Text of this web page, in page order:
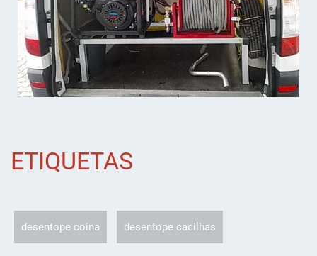
ETIQUETAS
desentope coina desentope cacilhas